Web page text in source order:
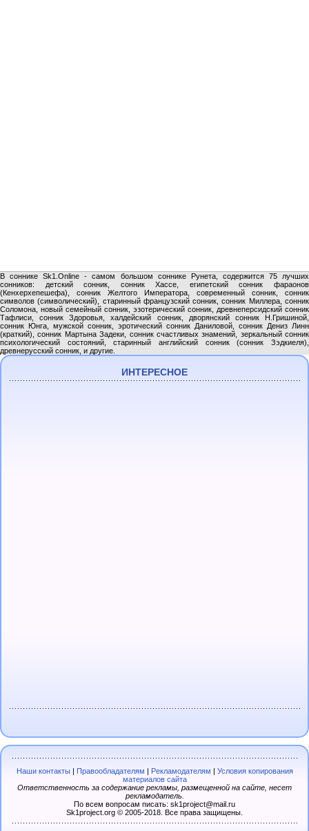
В соннике Sk1.Online - самом большом соннике Рунета, содержится 75 лучших
сонников: детский сонник, сонник Хассе, египетский сонник фараонов
(Кенхерхепешефа), сонник Желтого Императора, современный сонник, сонник
символов (символический), старинный французский сонник, сонник Миллера, сонник
Соломона, новый семейный сонник, эзотерический сонник, древнеперсидский сонник
Тафлиси, сонник Здоровья, халдейский сонник, дворянский сонник Н.Гришиной,
сонник Юнга, мужской сонник, эротический сонник Даниловой, сонник Дениз Линн
(краткий), сонник Мартына Задеки, сонник счастливых знамений, зеркальный сонник
психологический состояний, старинный английский сонник (сонник Зэдкиеля),
древнерусский сонник, и другие.
ИНТЕРЕСНОЕ
Наши контакты| Правообладателям Рекламодателям
Условия копирования
материалов сайта
Ответственность за содержание рекламы, размещенной на сайте, несет
рекламодатель.
По всем вопросам писать: sk1project@mail.ru
Sk1project.org © 2005-2018. Все права защищены.